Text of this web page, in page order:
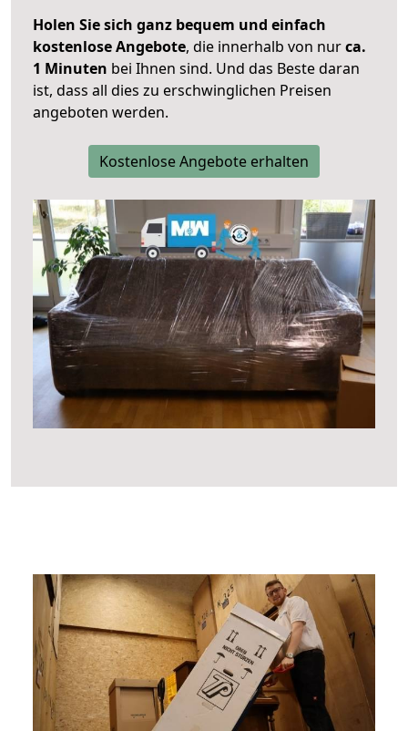
Holen Sie sich ganz bequem und einfach
kostenlose Angebote, die innerhalb von nurca.
1 Minuten bei Ihnen sind. Und das Beste daran
ist, dass all dies zu erschwinglichen Preisen
angeboten werden.
Kostenlose Angebote erhalten